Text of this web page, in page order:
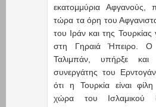
εκατομμύρια Αφγανούς,
τώρα τα όρη του
του Ιράν και της
στη Γηραιά Ήπειρο. Ο
Ταλιμπάν, υπήρξε και
συνεργάτης του
ότι η Τουρκία είναι
χώρα του Ισλαμικού